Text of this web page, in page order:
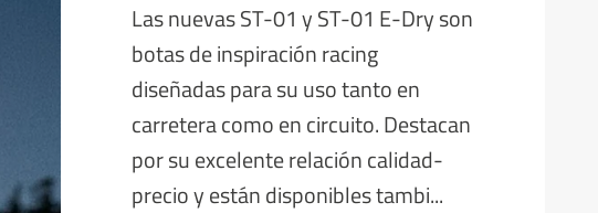
Las nuevas ST-01 y ST-01 E-Dry son
botas de inspiración racing
diseñadas para su uso tanto en
carretera como en circuito. Destacan
por su excelente relación calidad-
precio y están disponibles tambi...